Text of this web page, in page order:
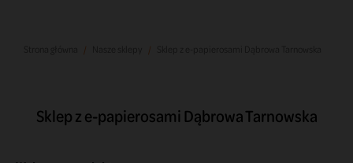
Sklep z e-papierosami Dąbrowa Tarnowska